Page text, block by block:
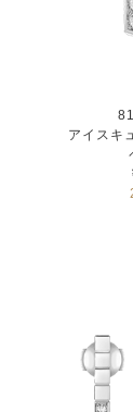
アイスキ